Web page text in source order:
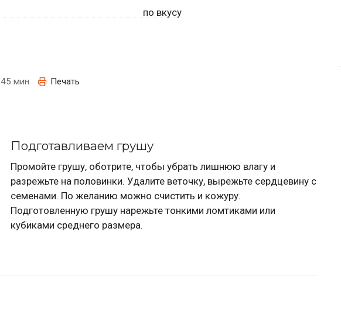
по вкусу
45 мин. Печать
Подготавливаем грушу
Промойте грушу, оботрите, чтобы убрать лишнюю влагу и
разрежьте на половинки. Удалите веточку, вырежьте сердцевину с
семенами. По желанию можно счистить и кожуру.
Подготовленную грушу нарежьте тонкими ломтиками или
кубиками среднего размера.